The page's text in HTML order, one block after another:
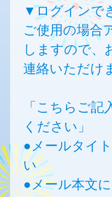
▼ログインで
ご使用の場合
しますので、
連絡いただけ
「こちらご
ください」
●メールタイ
い
●メール本文